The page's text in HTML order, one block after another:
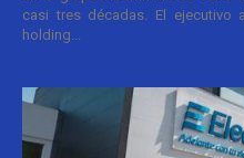
casi tres décadas. El ejecutivo
holding...